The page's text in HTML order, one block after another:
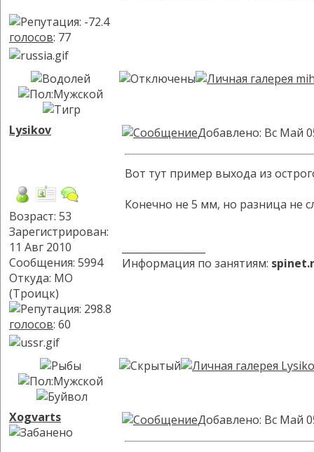
голосов: 77
Lysikov
Возраст: 53
Зарегистрирован:
11 Авг 2010
Сообщения: 5994
Откуда: МО
(Троицк)
голосов: 60
Добавлено: Вс Май
Вот тут пример выхода из
Конечно не 5 мм, но разница не
Информация по занятиям:
Xogvarts Добавлено: Вс Май